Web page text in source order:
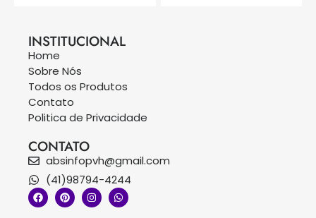
INSTITUCIONAL
Home
Sobre Nós
Todos os Produtos
Contato
Politica de Privacidade
CONTATO
absinfopvh@gmail.com
(41)98794-4244